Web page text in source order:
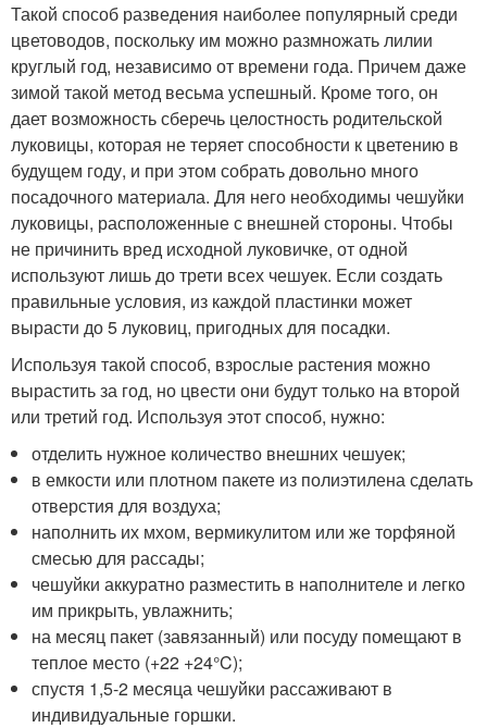
Такой способ разведения наиболее популярный среди
цветоводов, поскольку им можно размножать лилии
круглый год, независимо от времени года. Причем даже
зимой такой метод весьма успешный. Кроме того, он
дает возможность сберечь целостность родительской
луковицы, которая не теряет способности к цветению в
будущем году, и при этом собрать довольно много
посадочного материала. Для него необходимы чешуйки
луковицы, расположенные с внешней стороны. Чтобы
не причинить вред исходной луковичке, от одной
используют лишь до трети всех чешуек. Если создать
правильные условия, из каждой пластинки может
вырасти до 5 луковиц, пригодных для посадки.
Используя такой способ, взрослые растения можно
вырастить за год, но цвести они будут только на второй
или третий год. Используя этот способ, нужно:
отделить нужное количество внешних чешуек;
в емкости или плотном пакете из полиэтилена сделать
отверстия для воздуха;
наполнить их мхом, вермикулитом или же торфяной
смесью для рассады;
чешуйки аккуратно разместить в наполнителе и легко
им прикрыть, увлажнить;
на месяц пакет (завязанный) или посуду помещают в
теплое место (+22 +24°C);
спустя 1,5-2 месяца чешуйки рассаживают в
индивидуальные горшки.